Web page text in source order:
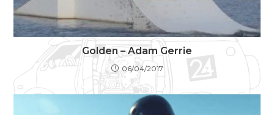
Golden – Adam Gerrie
06/04/2017